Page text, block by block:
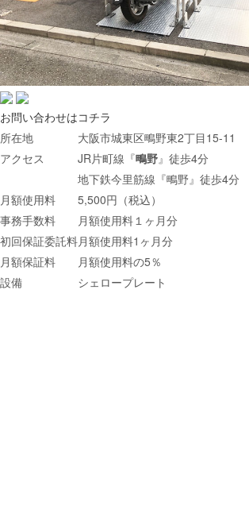
お問い合わせはコチラ
所在地
大阪市城東区鴫野東2丁目15-11
アクセス
JR片町線『鴫野』徒歩4分
地下鉄今里筋線『鴫野』徒歩4分
月額使用料
5,500円（税込）
事務手数料
月額使用料１ヶ月分
初回保証委託料月額使用料1ヶ月分
月額保証料
月額使用料の5％
設備
シェロープレート